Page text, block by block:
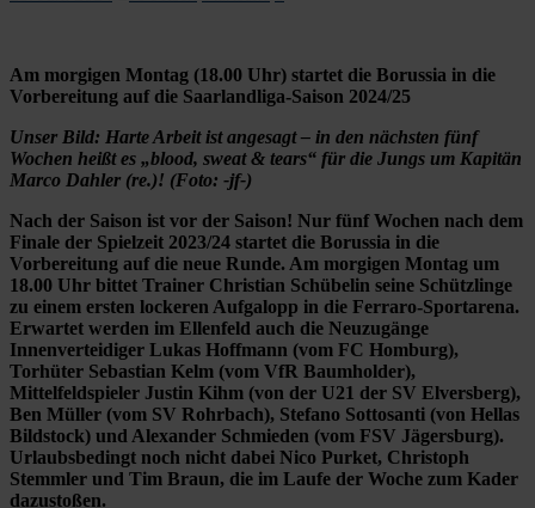
Am morgigen Montag (18.00 Uhr) startet die Borussia in die
Vorbereitung auf die Saarlandliga-Saison 2024/25
Unser Bild: Harte Arbeit ist angesagt – in den nächsten fünf
Wochen heißt es „blood, sweat & tears“ für die Jungs um Kapitän
Marco Dahler (re.)! (Foto: -jf-)
Nach der Saison ist vor der Saison! Nur fünf Wochen nach dem
Finale der Spielzeit 2023/24 startet die Borussia in die
Vorbereitung auf die neue Runde. Am morgigen Montag um
18.00 Uhr bittet Trainer Christian Schübelin seine Schützlinge
zu einem ersten lockeren Aufgalopp in die Ferraro-Sportarena.
Erwartet werden im Ellenfeld auch die Neuzugänge
Innenverteidiger Lukas Hoffmann (vom FC Homburg),
Torhüter Sebastian Kelm (vom VfR Baumholder),
Mittelfeldspieler Justin Kihm (von der U21 der SV Elversberg),
Ben Müller (vom SV Rohrbach), Stefano Sottosanti (von Hellas
Bildstock) und Alexander Schmieden (vom FSV Jägersburg).
Urlaubsbedingt noch nicht dabei Nico Purket, Christoph
Stemmler und Tim Braun, die im Laufe der Woche zum Kader
dazustoßen.